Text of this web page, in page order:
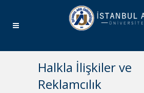
Halkla İlişkiler ve
Reklamcılık